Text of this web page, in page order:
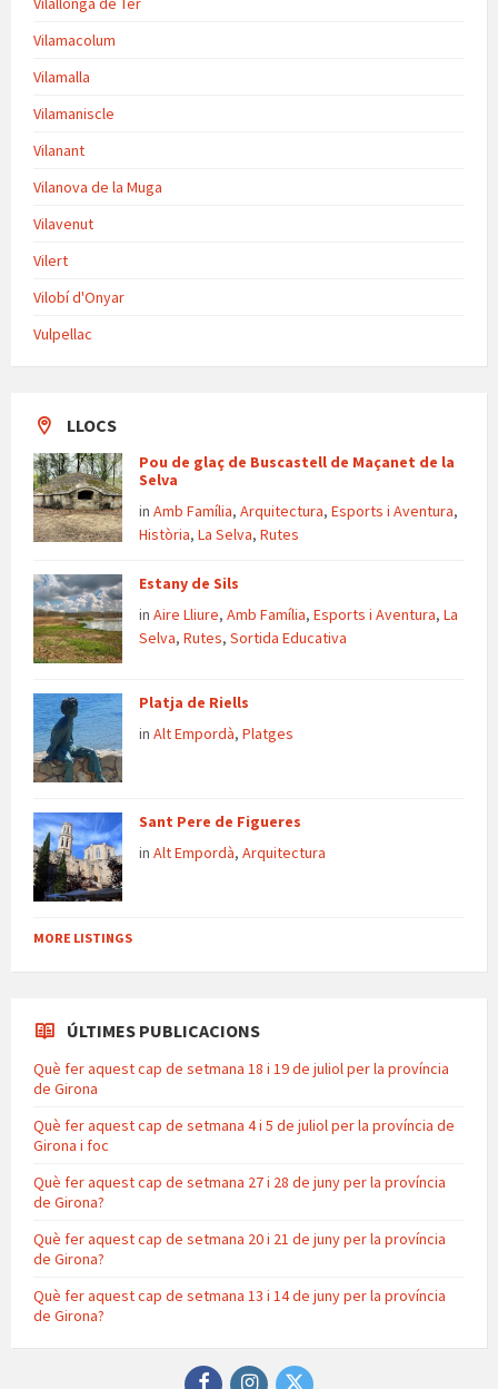
Vilamacolum
Vilamalla
Vilamaniscle
Vilanant
Vilanova de la Muga
Vilavenut
Vilert
Vilobí d'Onyar
Vulpellac
LLOCS
Pou de glaç de Buscastell de Maçanet de la
Selva
in Amb Família, Arquitectura, Esports i Aventura,
Història, La Selva, Rutes
Estany de Sils
in Aire Lliure, Amb Família, Esports i Aventura, La
Selva, Rutes, Sortida Educativa
Platja de Riells
in Alt Empordà, Platges
Sant Pere de Figueres
in Alt Empordà, Arquitectura
MORE LISTINGS
ÚLTIMES PUBLICACIONS
Què fer aquest cap de setmana 18 i 19 de juliol per la província
de Girona
Què fer aquest cap de setmana 4 i 5 de juliol per la província de
Girona i foc
Què fer aquest cap de setmana 27 i 28 de juny per la província
de Girona?
Què fer aquest cap de setmana 20 i 21 de juny per la província
de Girona?
Què fer aquest cap de setmana 13 i 14 de juny per la província
de Girona?
FacebookInstagramTwitter